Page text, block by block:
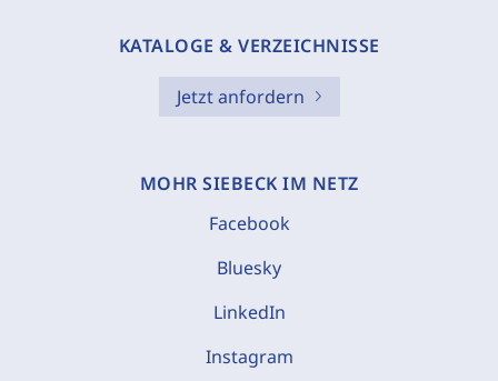
KATALOGE & VERZEICHNISSE
Jetzt anfordern
MOHR SIEBECK IM NETZ
Facebook
Bluesky
LinkedIn
Instagram